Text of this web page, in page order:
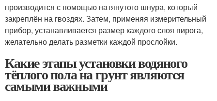
производится с помощью натянутого шнура, который
закреплён на гвоздях. Затем, применяя измерительный
прибор, устанавливается размер каждого слоя пирога,
желательно делать разметки каждой прослойки.
Какие этапы установки водяного
тёплого пола на грунт являются
самыми важными